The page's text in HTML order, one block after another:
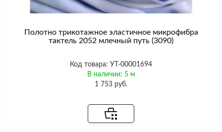
Полотно трикотажное эластичное микрофибра
тактель 2052 млечный путь (3090)
Код товара: УТ-00001694
В наличии: 5 м
1 753 руб.